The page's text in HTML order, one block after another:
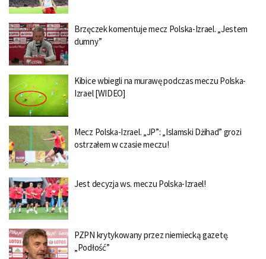
Brzęczek komentuje mecz Polska-Izrael. „Jestem
dumny”
Kibice wbiegli na murawę podczas meczu Polska-
Izrael [WIDEO]
Mecz Polska-Izrael. „JP”: „Islamski Dżihad” grozi
ostrzałem w czasie meczu!
Jest decyzja ws. meczu Polska-Izrael!
PZPN krytykowany przez niemiecką gazetę.
„Podłość”